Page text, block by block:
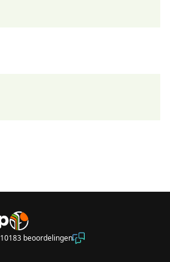
10183 beoordelingen